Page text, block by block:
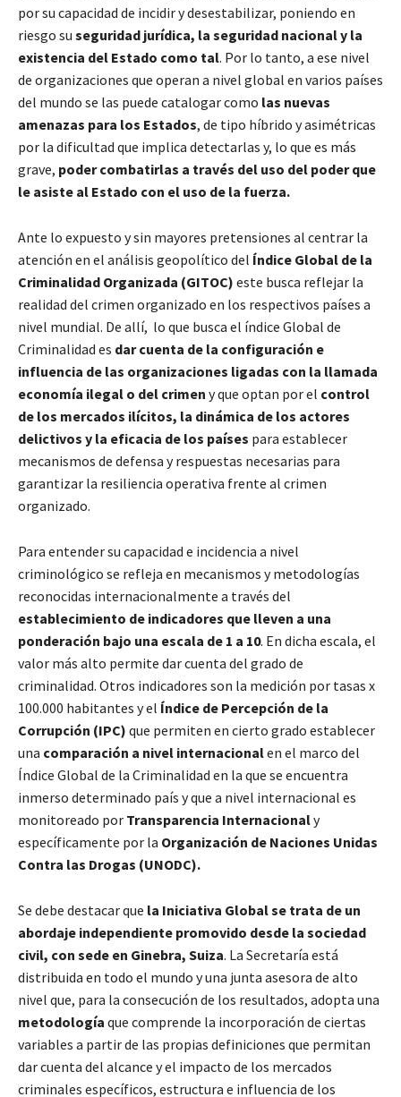
por su capacidad de incidir y desestabilizar, poniendo en
riesgo su seguridad jurídica, la seguridad nacional y la
existencia del Estado como tal. Por lo tanto, a ese nivel
de organizaciones que operan a nivel global en varios países
del mundo se las puede catalogar como las nuevas
amenazas para los Estados, de tipo híbrido y asimétricas
por la dificultad que implica detectarlas y, lo que es más
grave, poder combatirlas a través del uso del poder que
le asiste al Estado con el uso de la fuerza.
Ante lo expuesto y sin mayores pretensiones al centrar la
atención en el análisis geopolítico del Índice Global de la
Criminalidad Organizada (GITOC) este busca reflejar la
realidad del crimen organizado en los respectivos países a
nivel mundial. De allí, lo que busca el índice Global de
Criminalidad es dar cuenta de la configuración e
influencia de las organizaciones ligadas con la llamada
economía ilegal o del crimen y que optan por el control
de los mercados ilícitos, la dinámica de los actores
delictivos y la eficacia de los países para establecer
mecanismos de defensa y respuestas necesarias para
garantizar la resiliencia operativa frente al crimen
organizado.
Para entender su capacidad e incidencia a nivel
criminológico se refleja en mecanismos y metodologías
reconocidas internacionalmente a través del
establecimiento de indicadores que lleven a una
ponderación bajo una escala de 1 a 10. En dicha escala, el
valor más alto permite dar cuenta del grado de
criminalidad. Otros indicadores son la medición por tasas x
100.000 habitantes y el Índice de Percepción de la
Corrupción (IPC) que permiten en cierto grado establecer
una comparación a nivel internacionalen el marco del
Índice Global de la Criminalidad en la que se encuentra
inmerso determinado país y que a nivel internacional es
monitoreado por Transparencia Internacionaly
específicamente por la Organización de Naciones Unidas
Contra las Drogas (UNODC).
Se debe destacar que la Iniciativa Global se trata de un
abordaje independiente promovido desde la sociedad
civil, con sede en Ginebra, Suiza. La Secretaría está
distribuida en todo el mundo y una junta asesora de alto
nivel que, para la consecución de los resultados, adopta una
metodología que comprende la incorporación de ciertas
variables a partir de las propias definiciones que permitan
dar cuenta del alcance y el impacto de los mercados
criminales específicos, estructura e influencia de los